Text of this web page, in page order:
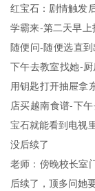
红宝石：剧情触发
学霸来-第二天早
随便问-随便选直
下午去教室找她-
用钥匙打开抽屉拿
店买越南食谱-下
宝石就能看到电视
没后续了
老师：傍晚校长室
后续了，顶多问她